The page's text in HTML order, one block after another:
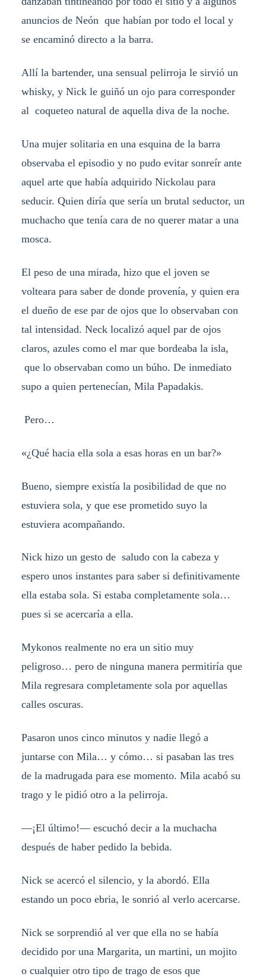
anuncios de Neón que habían por todo el local y
se encaminó directo a la barra.
Allí la bartender, una sensual pelirroja le sirvió un
whisky, y Nick le guiñó un ojo para corresponder
al coqueteo natural de aquella diva de la noche.
Una mujer solitaria en una esquina de la barra
observaba el episodio y no pudo evitar sonreír ante
aquel arte que había adquirido Nickolau para
seducir. Quien diría que sería un brutal seductor, un
muchacho que tenía cara de no querer matar a una
mosca.
El peso de una mirada, hizo que el joven se
volteara para saber de donde provenía, y quien era
el dueño de ese par de ojos que lo observaban con
tal intensidad. Neck localizó aquel par de ojos
claros, azules como el mar que bordeaba la isla,
que lo observaban como un búho. De inmediato
supo a quien pertenecían, Mila Papadakis.
Pero…
«¿Qué hacia ella sola a esas horas en un bar?»
Bueno, siempre existía la posibilidad de que no
estuviera sola, y que ese prometido suyo la
estuviera acompañando.
Nick hizo un gesto de saludo con la cabeza y
espero unos instantes para saber si definitivamente
ella estaba sola. Si estaba completamente sola…
pues si se acercaría a ella.
Mykonos realmente no era un sitio muy
peligroso… pero de ninguna manera permitiría que
Mila regresara completamente sola por aquellas
calles oscuras.
Pasaron unos cinco minutos y nadie llegó a
juntarse con Mila… y cómo… si pasaban las tres
de la madrugada para ese momento. Mila acabó su
trago y le pidió otro a la pelirroja.
—¡El último!— escuchó decir a la muchacha
después de haber pedido la bebida.
Nick se acercó el silencio, y la abordó. Ella
estando un poco ebria, le sonrió al verlo acercarse.
Nick se sorprendió al ver que ella no se había
decidido por una Margarita, un martini, un mojito
o cualquier otro tipo de trago de esos que